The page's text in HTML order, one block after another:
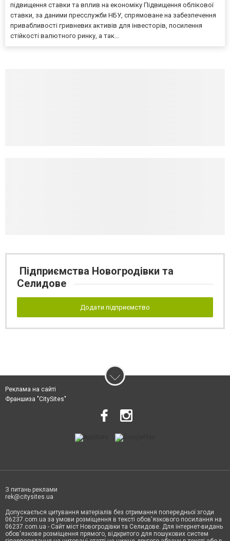
підвищення ставки та вплив на економіку Підвищення облікової
ставки, за даними пресслужби НБУ, спрямоване на забезпечення
привабливості гривневих активів для інвесторів, посилення
стійкості валютного ринку, а так...
Підприємства Новогродівки та
Селидове
Додати підприємство
Реклама на сайті
Франшиза "CitySites"
З питань реклами
rek@citysites.ua
Допускається цитування матеріалів без отримання попередньої згоди
06237.com.ua за умови розміщення в тексті обов'язкового посилання на
06237.com.ua - Сайт міст Новогродівки та Селидове. Для інтернет-видань
обов'язкове розміщення прямого, відкритого для пошукових систем